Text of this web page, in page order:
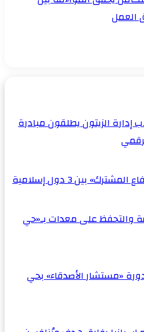
العمل
إدارة الزيتون يطلقون مبادرة
بين 3 دول إسلامية
والتحفظ على معدات بـ«حي
في دورة «مستشار الأصدقاء» بحي